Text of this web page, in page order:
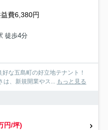
費6,380円
徒歩4分
な五島町の好立地テナント！
は、新規開業やス... もっと見る
円/坪)